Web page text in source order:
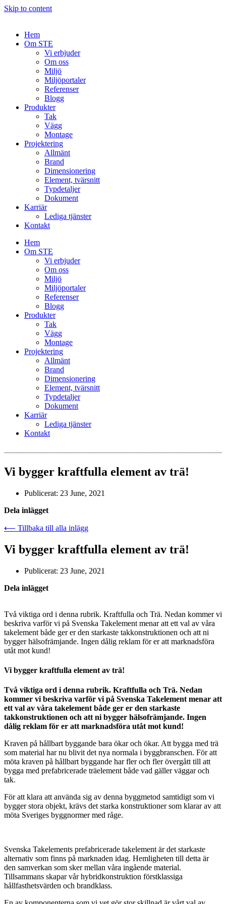
Skip to content
Hem
Om STE
Vi erbjuder
Om oss
Miljö
Miljöportaler
Referenser
Blogg
Produkter
Tak
Vägg
Montage
Projektering
Allmänt
Brand
Dimensionering
Element, tvärsnitt
Typdetaljer
Dokument
Karriär
Lediga tjänster
Kontakt
Hem
Om STE
Vi erbjuder
Om oss
Miljö
Miljöportaler
Referenser
Blogg
Produkter
Tak
Vägg
Montage
Projektering
Allmänt
Brand
Dimensionering
Element, tvärsnitt
Typdetaljer
Dokument
Karriär
Lediga tjänster
Kontakt
Vi bygger kraftfulla element av trä!
Publicerat: 23 June, 2021
Dela inlägget
⟵ Tillbaka till alla inlägg
Vi bygger kraftfulla element av trä!
Publicerat: 23 June, 2021
Dela inlägget
Två viktiga ord i denna rubrik. Kraftfulla och Trä. Nedan kommer vi
beskriva varför vi på Svenska Takelement menar att ett val av våra
takelement både ger er den starkaste takkonstruktionen och att ni
bygger hälsofrämjande. Ingen dålig reklam för er att marknadsföra
utåt mot kund!
Vi bygger kraftfulla element av trä!
Två viktiga ord i denna rubrik. Kraftfulla och Trä. Nedan
kommer vi beskriva varför vi på Svenska Takelement menar att
ett val av våra takelement både ger er den starkaste
takkonstruktionen och att ni bygger hälsofrämjande. Ingen
dålig reklam för er att marknadsföra utåt mot kund!
Kraven på hållbart byggande bara ökar och ökar. Att bygga med trä
som material har nu blivit det nya normala i byggbranschen. För att
möta kraven på hållbart byggande har fler och fler övergått till att
bygga med prefabricerade träelement både vad gäller väggar och
tak.
För att klara att använda sig av denna byggmetod samtidigt som vi
bygger stora objekt, krävs det starka konstruktioner som klarar av att
möta Sveriges byggnormer med råge.
Svenska Takelements prefabricerade takelement är det starkaste
alternativ som finns på marknaden idag. Hemligheten till detta är
den samverkan som sker mellan våra ingående material.
Tillsammans skapar vår hybridkonstruktion förstklassiga
hållfasthetsvärden och brandklass.